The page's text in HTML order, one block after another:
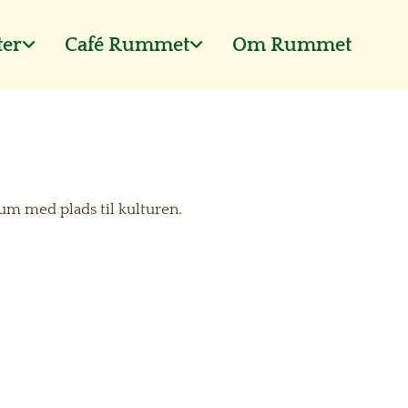
Café Rummet Om Rummet
med plads til kulturen.